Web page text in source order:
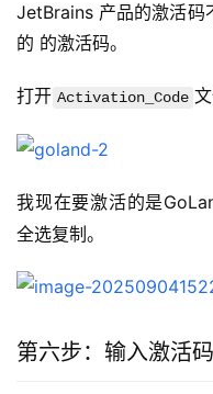
JetBrains 产品的激活码
的 的激活码。
打开 Activation_Code
我现在要激活的是
全选复制。
第六步：输入激活码